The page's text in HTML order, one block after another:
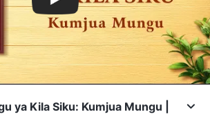
ya Kila Siku: Kumjua Mungu |